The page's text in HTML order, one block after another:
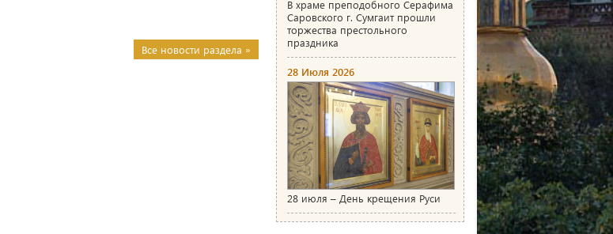
Все новости раздела »
В храме преподобного Серафима
Саровского г. Сумгаит прошли
торжества престольного
праздника
28 Июля 2026
28 июля – День крещения Руси